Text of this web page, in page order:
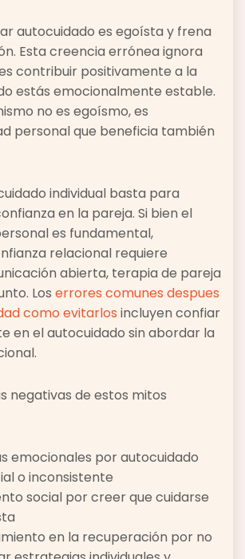
autocuidado es egoísta y frena
Esta creencia errónea ignora
contribuir positivamente a la
estás emocionalmente estable.
no es egoísmo, es
personal que beneficia también
individual basta para
en la pareja. Si bien el
es fundamental,
relacional requiere
abierta, terapia de pareja
Los errores comunes despues
como evitarlos incluyen confiar
en el autocuidado sin abordar la
negativas de estos mitos
emocionales por autocuidado
o inconsistente
social por creer que cuidarse
en la recuperación por no